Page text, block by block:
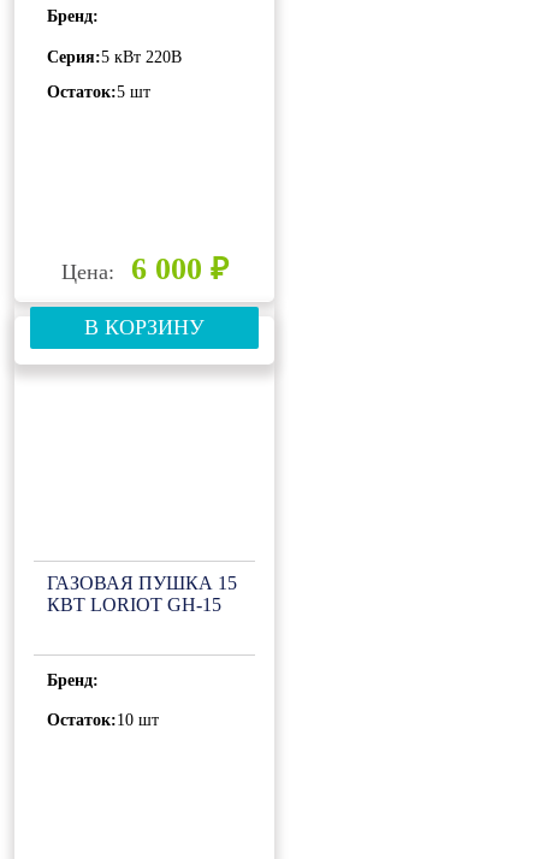
Бренд:
Серия:5 кВт 220В
Остаток:5 шт
Цена: 6 000 ₽
В КОРЗИНУ
ГАЗОВАЯ ПУШКА 15
КВТ LORIOT GH-15
Бренд:
Остаток:10 шт